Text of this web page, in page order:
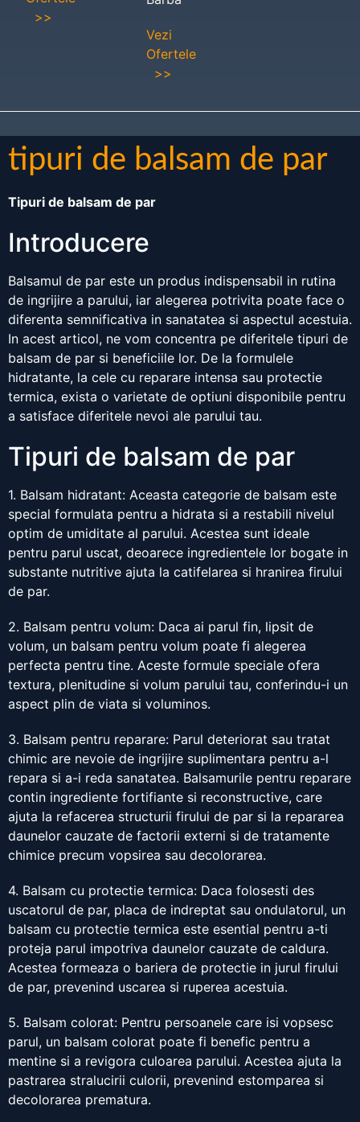
>>
Vezi
Ofertele
>>
tipuri de balsam de par
Tipuri de balsam de par
Introducere
Balsamul de par este un produs indispensabil in rutina
de ingrijire a parului, iar alegerea potrivita poate face o
diferenta semnificativa in sanatatea si aspectul acestuia.
In acest articol, ne vom concentra pe diferitele tipuri de
balsam de par si beneficiile lor. De la formulele
hidratante, la cele cu reparare intensa sau protectie
termica, exista o varietate de optiuni disponibile pentru
a satisface diferitele nevoi ale parului tau.
Tipuri de balsam de par
1. Balsam hidratant: Aceasta categorie de balsam este
special formulata pentru a hidrata si a restabili nivelul
optim de umiditate al parului. Acestea sunt ideale
pentru parul uscat, deoarece ingredientele lor bogate in
substante nutritive ajuta la catifelarea si hranirea firului
de par.
2. Balsam pentru volum: Daca ai parul fin, lipsit de
volum, un balsam pentru volum poate fi alegerea
perfecta pentru tine. Aceste formule speciale ofera
textura, plenitudine si volum parului tau, conferindu-i un
aspect plin de viata si voluminos.
3. Balsam pentru reparare: Parul deteriorat sau tratat
chimic are nevoie de ingrijire suplimentara pentru a-l
repara si a-i reda sanatatea. Balsamurile pentru reparare
contin ingrediente fortifiante si reconstructive, care
ajuta la refacerea structurii firului de par si la repararea
daunelor cauzate de factorii externi si de tratamente
chimice precum vopsirea sau decolorarea.
4. Balsam cu protectie termica: Daca folosesti des
uscatorul de par, placa de indreptat sau ondulatorul, un
balsam cu protectie termica este esential pentru a-ti
proteja parul impotriva daunelor cauzate de caldura.
Acestea formeaza o bariera de protectie in jurul firului
de par, prevenind uscarea si ruperea acestuia.
5. Balsam colorat: Pentru persoanele care isi vopsesc
parul, un balsam colorat poate fi benefic pentru a
mentine si a revigora culoarea parului. Acestea ajuta la
pastrarea stralucirii culorii, prevenind estomparea si
decolorarea prematura.